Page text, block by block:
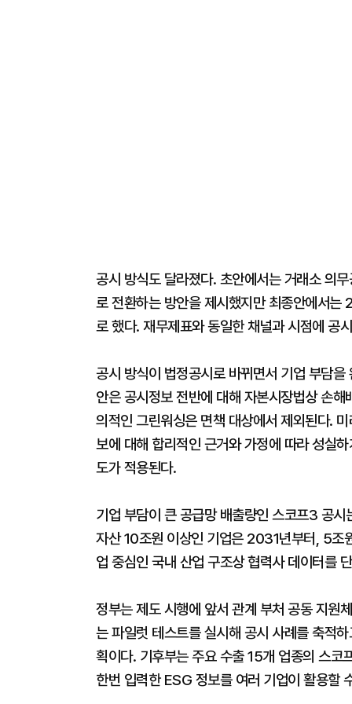
공시 방식도 달라졌다. 초안에서는 거래소 의
로 전환하는 방안을 제시했지만 최종안에서
로 했다. 재무제표와 동일한 채널과 시점에 공
공시 방식이 법정공시로 바뀌면서 기업 부담
안은 공시정보 전반에 대해 자본시장법상 손
의적인 그린워싱은 면책 대상에서 제외된다.
보에 대해 합리적인 근거와 가정에 따라 성실
도가 적용된다.
기업 부담이 큰 공급망 배출량인 스코프3 공
자산 10조원 이상인 기업은 2031년부터, 5조
업 중심인 국내 산업 구조상 협력사 데이터를
정부는 제도 시행에 앞서 관계 부처 공동 지원
는 파일럿 테스트를 실시해 공시 사례를 축적
획이다. 기후부는 주요 수출 15개 업종의 스코
한번 입력한 ESG 정보를 여러 기업이 활용할